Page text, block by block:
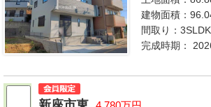
建物面積：
間取り：3SLDK
完成時期：